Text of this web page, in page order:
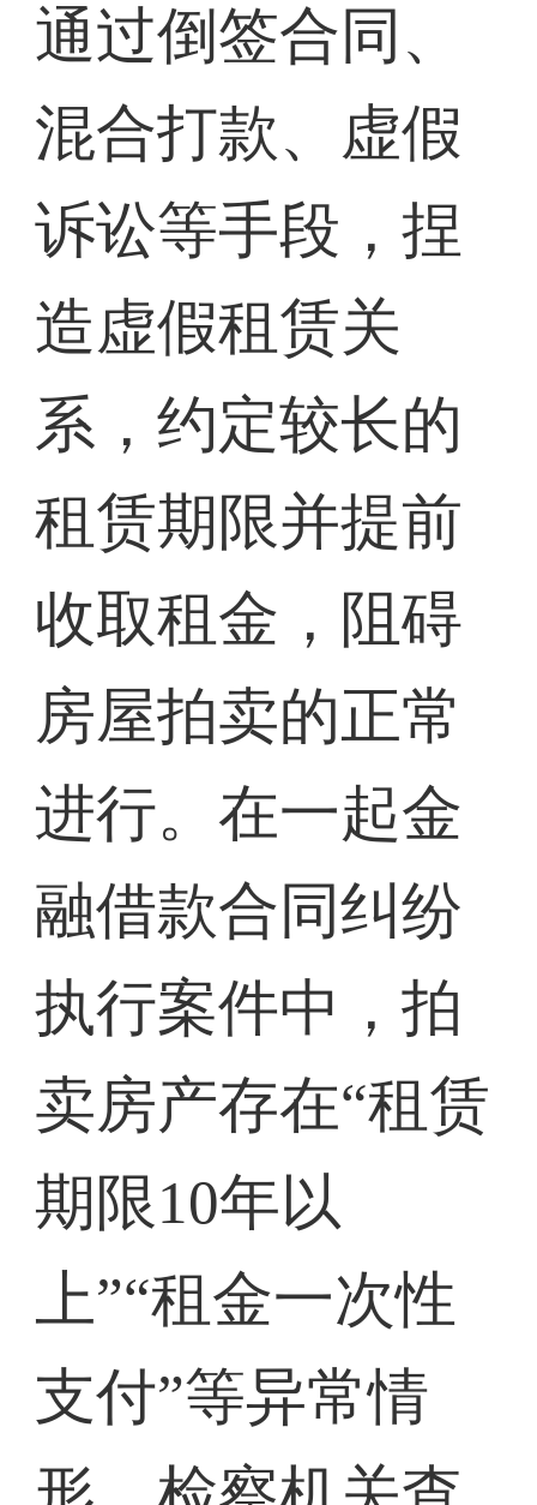
通过倒签合同、
混合打款、虚假
诉讼等手段，捏
造虚假租赁关
系，约定较长的
租赁期限并提前
收取租金，阻碍
房屋拍卖的正常
进行。在一起金
融借款合同纠纷
执行案件中，拍
卖房产存在“租赁
期限10年以
上”“租金一次性
支付”等异常情